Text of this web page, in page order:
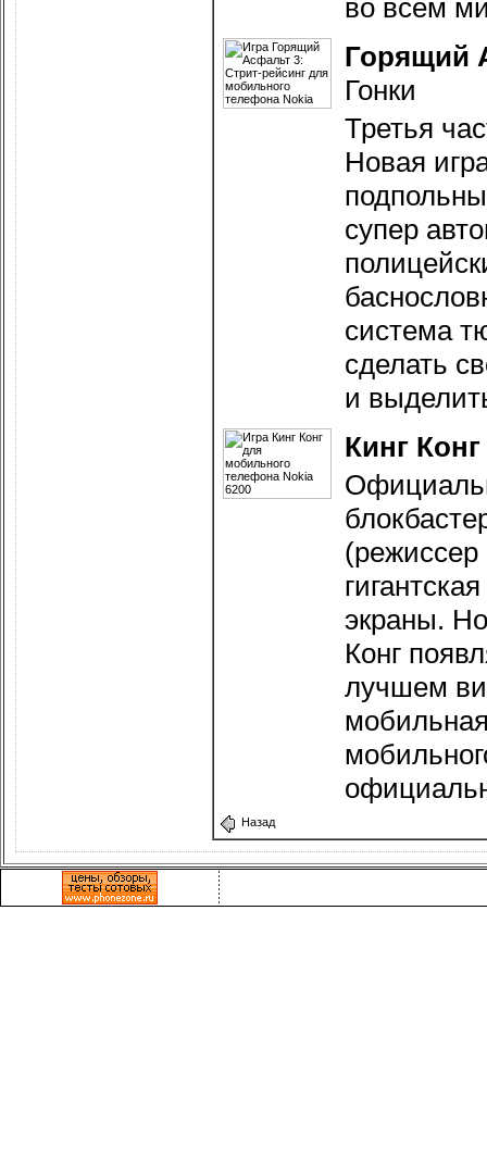
во всем
Горящий
Гонки
Третья
Новая
супер
система
сделать
и
Кинг Конг
(режиссер
экраны.
Конг
лучшем
Назад